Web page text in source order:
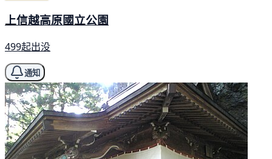
上信越高原國立公園
499起出没
通知